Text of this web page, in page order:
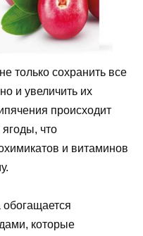
только сохранить все
и увеличить их
происходит
что
и витаминов
которые